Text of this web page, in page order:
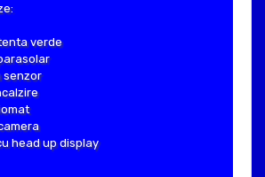
verde
senzor
head up display